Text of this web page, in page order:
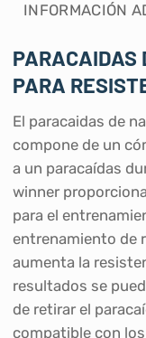
INFORMACIÓN
PARACAIDAS
PARA
El paracaidas de
compone de un
a un paracaídas
winner
para el
entrenamiento de
aumenta la
resultados se
de retirar el
compatible con